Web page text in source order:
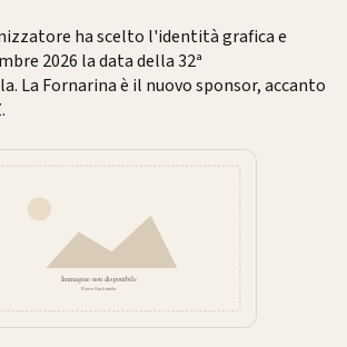
ha scelto l'identità grafica e
2026 la data della 32ª
La Fornarina è il nuovo sponsor, accanto